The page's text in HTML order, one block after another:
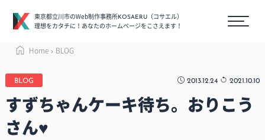
東京都立川市のWeb制作事務所KOSAERU
（コサエル）
理想をカタチに！あなたのホームページをこさえます！
Home BLOG
BLOG 2013.12.24 2021.10.10
すずちゃんケーキ待ち。おりこう
さん♥️